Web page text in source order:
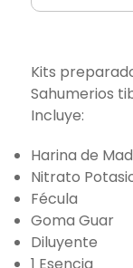
Kits
Sahumerios
Incluye:
Harina de
Nitrato
Fécula
Goma Guar
Diluyente